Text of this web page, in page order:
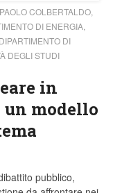
COLBERTALDO,
DI ENERGIA,
DI
DEGLI STUDI
in
modello
pubblico,